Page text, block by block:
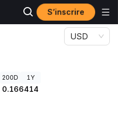
S’inscrire
USD
200D 1Y
0.166414